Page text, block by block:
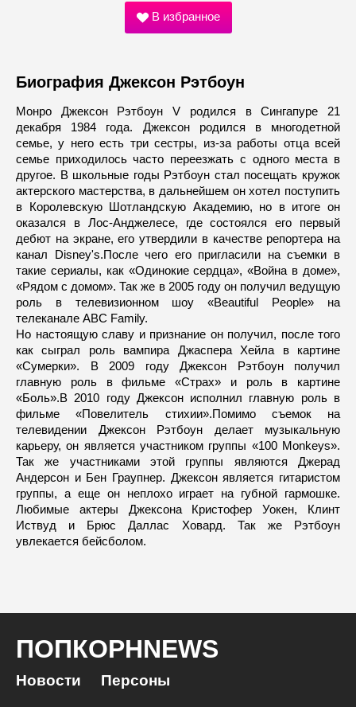
В избранное
Биография Джексон Рэтбоун
Монро Джексон Рэтбоун V родился в Сингапуре 21
декабря 1984 года. Джексон родился в многодетной
семье, у него есть три сестры, из-за работы отца всей
семье приходилось часто переезжать с одного места в
другое. В школьные годы Рэтбоун стал посещать кружок
актерского мастерства, в дальнейшем он хотел поступить
в Королевскую Шотландскую Академию, но в итоге он
оказался в Лос-Анджелесе, где состоялся его первый
дебют на экране, его утвердили в качестве репортера на
канал Disney's.После чего его пригласили на съемки в
такие сериалы, как «Одинокие сердца», «Война в доме»,
«Рядом с домом». Так же в 2005 году он получил ведущую
роль в телевизионном шоу «Beautiful People» на
телеканале ABC Family.
Но настоящую славу и признание он получил, после того
как сыграл роль вампира Джаспера Хейла в картине
«Сумерки». В 2009 году Джексон Рэтбоун получил
главную роль в фильме «Страх» и роль в картине
«Боль».В 2010 году Джексон исполнил главную роль в
фильме «Повелитель стихии».Помимо съемок на
телевидении Джексон Рэтбоун делает музыкальную
карьеру, он является участником группы «100 Monkeys».
Так же участниками этой группы являются Джерад
Андерсон и Бен Граупнер. Джексон является гитаристом
группы, а еще он неплохо играет на губной гармошке.
Любимые актеры Джексона Кристофер Уокен, Клинт
Иствуд и Брюс Даллас Ховард. Так же Рэтбоун
увлекается бейсболом.
ПОПКОРНNEWS
Новости Персоны